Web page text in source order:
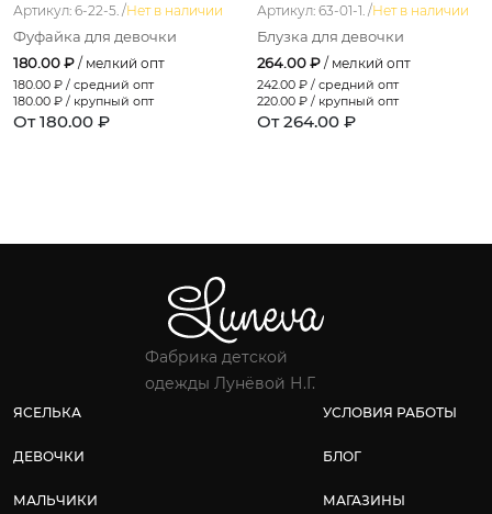
Артикул: 6-22-5. /Нет в наличии
Фуфайка для девочки
180.00 ₽ / мелкий опт
180.00 ₽ / средний опт
180.00 ₽ / крупный опт
От 180.00 ₽
Артикул: 63-01-1. /Нет в наличии
Блузка для девочки
264.00 ₽ / мелкий опт
242.00 ₽ / средний опт
220.00 ₽ / крупный опт
От 264.00 ₽
Фабрика детской
одежды Лунёвой Н.Г.
ЯСЕЛЬКА
ДЕВОЧКИ
МАЛЬЧИКИ
УСЛОВИЯ РАБОТЫ
БЛОГ
МАГАЗИНЫ